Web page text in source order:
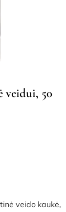
veidui, 50
veido kaukė,